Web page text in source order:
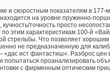
и скоростным показателям в
на уровне пружинно-
кучность/точность просто
по этим характеристикам 100-й
стрельбы. Что позволяет
не предназначенную для
«дас ист фантастиш». Разброс цен
попытаться проанализировать
с фирменным оптическим